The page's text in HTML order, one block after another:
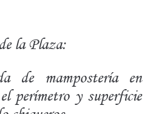
la Plaza:
de mampostería en
perímetro y superficie